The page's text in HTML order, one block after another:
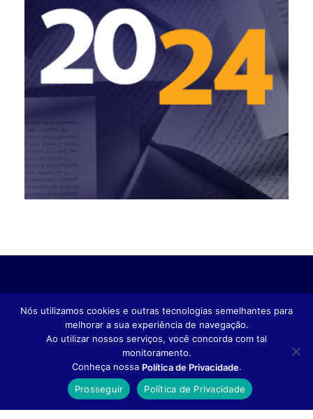
Nós utilizamos cookies e outras tecnologias semelhantes para
melhorar a sua experiência de navegação.
Ao utilizar nossos serviços, você concorda com tal
monitoramento.
Conheça nossa Política de Privacidade.
Prosseguir
Política de Privacidade